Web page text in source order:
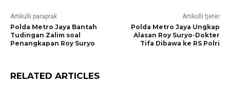
Artikulli paraprak
Polda Metro Jaya Bantah
Tudingan Zalim soal
Penangkapan Roy Suryo
Artikulli tjetër
Polda Metro Jaya Ungkap
Alasan Roy Suryo-Dokter
Tifa Dibawa ke RS Polri
RELATED ARTICLES